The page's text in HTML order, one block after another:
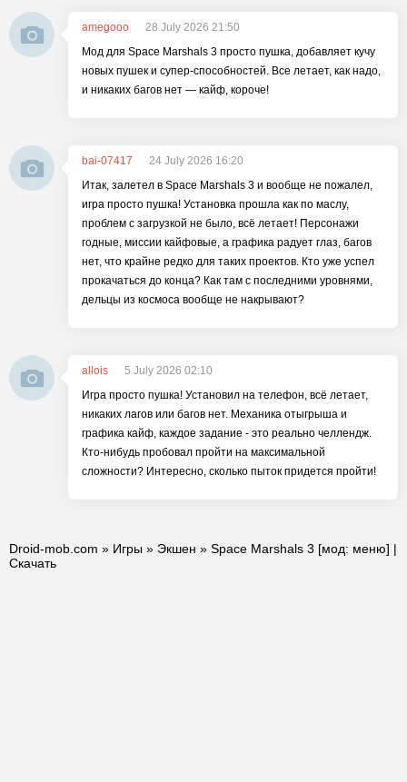
amegooo
28 July 2026 21:50
Мод для Space Marshals 3 просто пушка, добавляет кучу
новых пушек и супер-способностей. Все летает, как надо,
и никаких багов нет — кайф, короче!
bai-07417
24 July 2026 16:20
Итак, залетел в Space Marshals 3 и вообще не пожалел,
игра просто пушка! Установка прошла как по маслу,
проблем с загрузкой не было, всё летает! Персонажи
годные, миссии кайфовые, а графика радует глаз, багов
нет, что крайне редко для таких проектов. Кто уже успел
прокачаться до конца? Как там с последними уровнями,
дельцы из космоса вообще не накрывают?
allois
5 July 2026 02:10
Игра просто пушка! Установил на телефон, всё летает,
никаких лагов или багов нет. Механика отыгрыша и
графика кайф, каждое задание - это реально челлендж.
Кто-нибудь пробовал пройти на максимальной
сложности? Интересно, сколько пыток придется пройти!
Droid-mob.com » Игры » Экшен » Space Marshals 3 [мод: меню] |
Скачать